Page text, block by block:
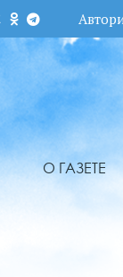
О ГАЗЕТЕ